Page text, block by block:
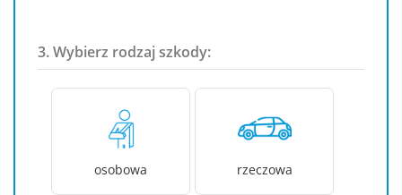
3. Wybierz rodzaj szkody:
osobowa rzeczowa